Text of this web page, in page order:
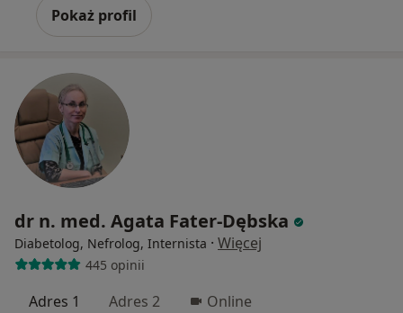
Pokaż profil
dr n. med. Agata Fater-Dębska
Diabetolog, Nefrolog, Internista · Więcej
445 opinii
Adres 1 Adres 2 Online